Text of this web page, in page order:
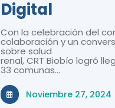
Digital
Con la celebración del
colaboración y un
sobre salud
renal, CRT Biobío logró
33 comunas…
Noviembre 27, 2024